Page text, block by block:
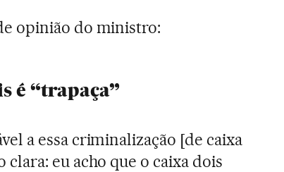
opinião do ministro:
é “trapaça”
a essa criminalização [de caixa
eu acho que o caixa dois